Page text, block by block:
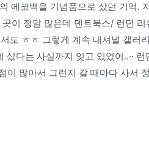
에코백을 기념품으로 샀던 기억.
이 정말 많은데 덴트북스/ 런던
도 ㅎㅎ 그렇게 계속 내셔널 갤러
다는 사실까지 잊고 있었어..··
많아서 그런지 갈 때마다 사서